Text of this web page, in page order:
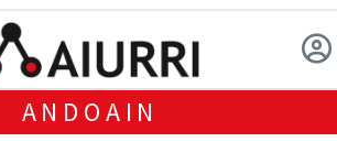
ANDOAIN